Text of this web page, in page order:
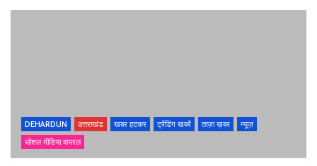
DEHARDUN उत्तराखंड खबर हटकर ट्रेंडिंग खबरें ताज़ा ख़बर
न्यूज़
सोशल मीडिया वायरल